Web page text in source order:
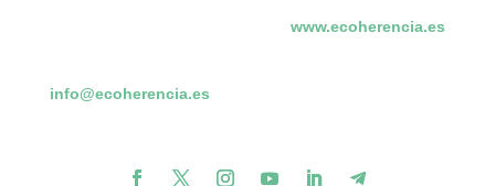
www.ecoherencia.es
info@ecoherencia.es